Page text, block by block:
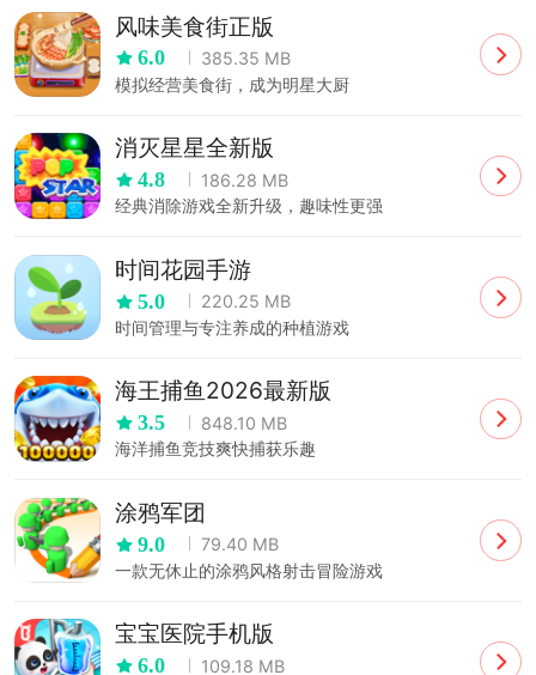
风味美食街正版
6.0
385.35 MB
模拟经营美食街，成为明星大厨
消灭星星全新版
4.8
186.28 MB
经典消除游戏全新升级，趣味性更强
时间花园手游
5.0
220.25 MB
时间管理与专注养成的种植游戏
海王捕鱼2026最新版
3.5
848.10 MB
海洋捕鱼竞技爽快捕获乐趣
涂鸦军团
9.0
79.40 MB
一款无休止的涂鸦风格射击冒险游戏
宝宝医院手机版
6.0
109.18 MB